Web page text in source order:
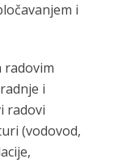
i
radovim
i
radovi
(vodovod,